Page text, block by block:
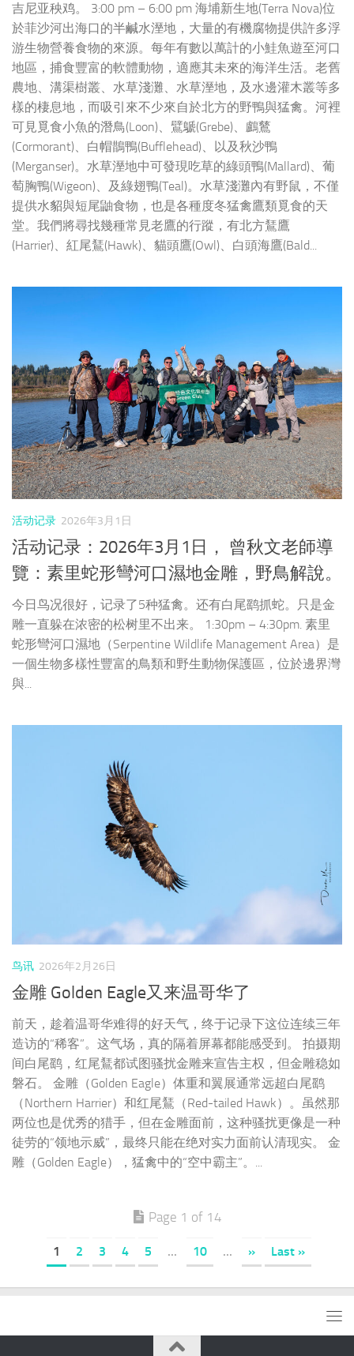
吉尼亚秧鸡。 3:00 pm – 6:00 pm 海埔新生地(Terra Nova)位
於菲沙河出海口的半鹹水溼地，大量的有機腐物提供許多浮
游生物營養食物的來源。每年有數以萬計的小鮭魚遊至河口
地區，捕食豐富的軟體動物，適應其未來的海洋生活。老舊
農地、溝渠樹叢、水草淺灘、水草溼地，及水邊灌木叢等多
樣的棲息地，而吸引來不少來自於北方的野鴨與猛禽。河裡
可見覓食小魚的潛鳥(Loon)、鷿鷈(Grebe)、鸕鶿
(Cormorant)、白帽鵲鴨(Bufflehead)、以及秋沙鴨
(Merganser)。水草溼地中可發現吃草的綠頭鴨(Mallard)、葡
萄胸鴨(Wigeon)、及綠翅鴨(Teal)。水草淺灘內有野鼠，不僅
提供水貂與短尾鼬食物，也是各種度冬猛禽鷹類覓食的天
堂。我們將尋找幾種常見老鷹的行蹤，有北方鵟鷹
(Harrier)、紅尾鵟(Hawk)、貓頭鷹(Owl)、白頭海鷹(Bald...
活动记录 2026年3月1日
活动记录：2026年3月1日， 曾秋文老師導
覽：素里蛇形彎河口濕地金雕，野鳥解說。
今日鸟况很好，记录了5种猛禽。还有白尾鹞抓蛇。只是金
雕一直躲在浓密的松树里不出来。 1:30pm – 4:30pm. 素里
蛇形彎河口濕地（Serpentine Wildlife Management Area）是
一個生物多樣性豐富的鳥類和野生動物保護區，位於邊界灣
與...
鸟讯 2026年2月26日
金雕 Golden Eagle又来温哥华了
前天，趁着温哥华难得的好天气，终于记录下这位连续三年
造访的“稀客”。这气场，真的隔着屏幕都能感受到。 拍摄期
间白尾鹞，红尾鵟都试图骚扰金雕来宣告主权，但金雕稳如
磐石。 金雕（Golden Eagle）体重和翼展通常远超白尾鹞
（Northern Harrier）和红尾鵟（Red-tailed Hawk）。虽然那
两位也是优秀的猎手，但在金雕面前，这种骚扰更像是一种
徒劳的“领地示威”，最终只能在绝对实力面前认清现实。 金
雕（Golden Eagle），猛禽中的“空中霸主”。...
Page 1 of 14
1 2 3 4 5 ... 10 ... » Last »